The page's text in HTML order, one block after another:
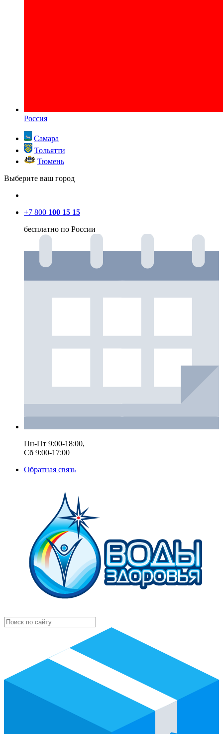
Россия
Самара
Тольятти
Тюмень
Выберите ваш город
+7 800 100 15 15
бесплатно по России
Пн-Пт 9:00-18:00,
Сб 9:00-17:00
Обратная связь